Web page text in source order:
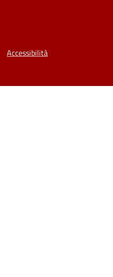
Accessibilità